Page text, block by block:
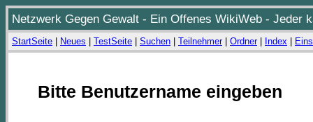
Netzwerk Gegen Gewalt - Ein Offenes WikiWeb - Jeder
StartSeite Neues TestSeite Suchen Teilnehmer| Ordner| Index
Bitte Benutzername eingeben